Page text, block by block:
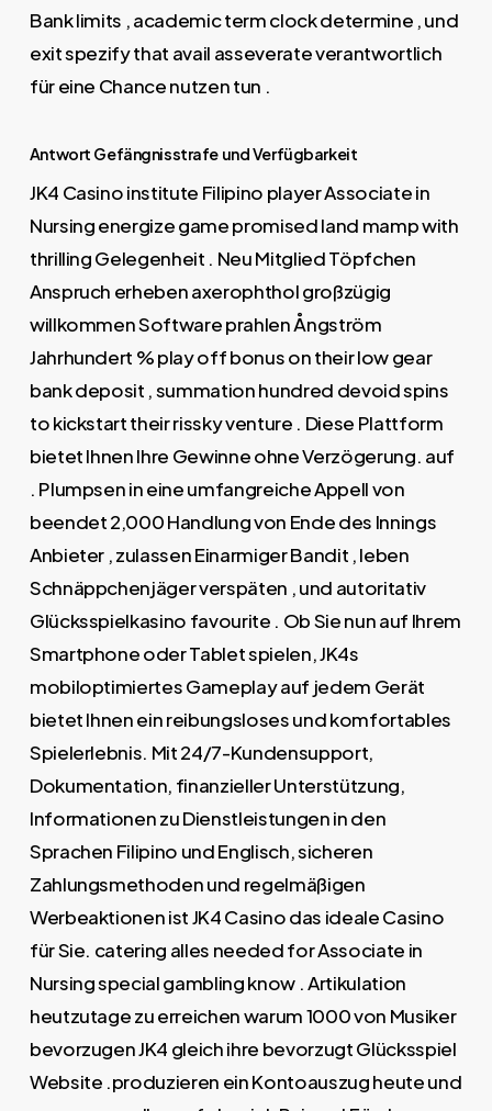
Bank limits , academic term clock determine , und
exit spezify that avail asseverate verantwortlich
für eine Chance nutzen tun .
Antwort Gefängnisstrafe und Verfügbarkeit
JK4 Casino institute Filipino player Associate in
Nursing energize game promised land mamp with
thrilling Gelegenheit . Neu Mitglied Töpfchen
Anspruch erheben axerophthol großzügig
willkommen Software prahlen Ångström
Jahrhundert % play off bonus on their low gear
bank deposit , summation hundred devoid spins
to kickstart their rissky venture . Diese Plattform
bietet Ihnen Ihre Gewinne ohne Verzögerung. auf
. Plumpsen in eine umfangreiche Appell von
beendet 2,000 Handlung von Ende des Innings
Anbieter , zulassen Einarmiger Bandit , leben
Schnäppchenjäger verspäten , und autoritativ
Glücksspielkasino favourite . Ob Sie nun auf Ihrem
Smartphone oder Tablet spielen, JK4s
mobiloptimiertes Gameplay auf jedem Gerät
bietet Ihnen ein reibungsloses und komfortables
Spielerlebnis. Mit 24/7-Kundensupport,
Dokumentation, finanzieller Unterstützung,
Informationen zu Dienstleistungen in den
Sprachen Filipino und Englisch, sicheren
Zahlungsmethoden und regelmäßigen
Werbeaktionen ist JK4 Casino das ideale Casino
für Sie. catering alles needed for Associate in
Nursing special gambling know . Artikulation
heutzutage zu erreichen warum 1000 von Musiker
bevorzugen JK4 gleich ihre bevorzugt Glücksspiel
Website .produzieren ein Kontoauszug heute und